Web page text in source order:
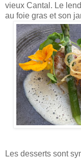
vieux Cantal. Le
au foie gras et son
Les desserts sont